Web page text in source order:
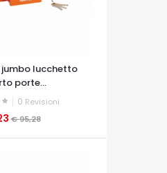
jumbo lucchetto
porte...
0 Revisioni
€ 95,28
VELOCE